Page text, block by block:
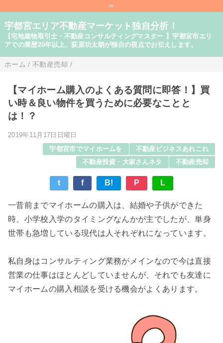
=
宇都宮エリア不動産マーケット独自分析！
【宅地建物取引士・不動産コンサルティングマスター 】宇都宮市エリ
アでの業歴20年以上、荻原功太朗が独自の視点でお伝えします。
ホーム / 不動産売却 /
【マイホーム購入のよくある質問に即答！】買
い時＆良い物件を買うために必要なことと
は！？
2019年11月17日日曜日
宇都宮市でマイホームを
不動産ビジネスあれこれ
不動産投資・大家さんネタ
不動産売却
t f B! P L
一昔前までマイホームの購入は、結婚や子供ができた
時、小学校入学のタイミングなんかが主でしたが、単身
世帯も急増している現代は人それぞれになっています。
私自身はコンサルティング業務がメインなので今は直接
営業の仕事はほとんどしていませんが、それでも友達に
マイホームの購入相談を受ける機会がよくあります。